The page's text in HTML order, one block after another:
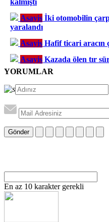
Asayiş İki otomobilin
yaralandı
Asayiş Hafif ticari aracın
Asayiş Kazada ölen tır
YORUMLAR
Gönder
En az 10 karakter gerekli